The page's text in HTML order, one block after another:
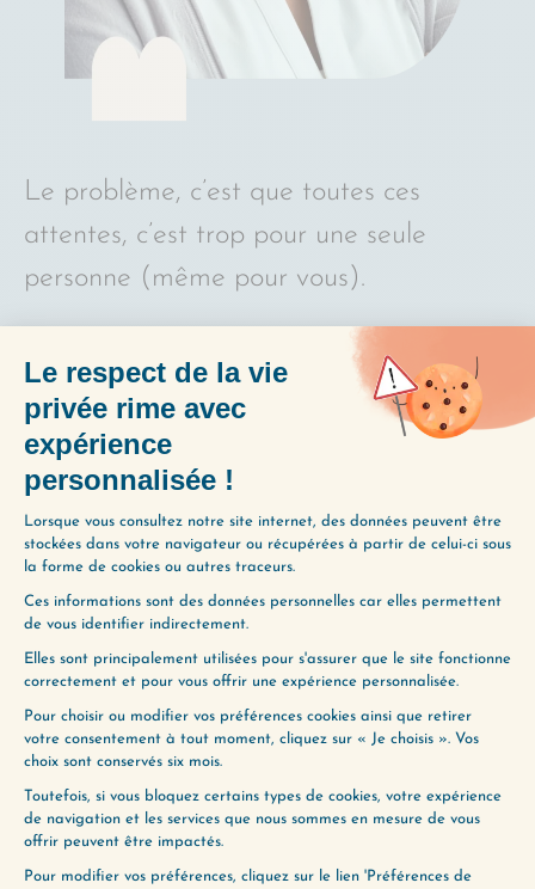
Le problème, c’est que toutes ces
attentes, c’est trop pour une seule
personne (même pour vous).
C’est cette fuite en avant pour “être à la
hauteur”, dans un environnement que
vous ne pouvez pas contrôler, qui vous
éloigne peu à peu de vous-même.
Vous vous coupez de vos besoins.
Vous vous coupez de vos émotions.
Vous vous coupez de votre corps.
Vous vous coupez de qui vous êtes
vraiment.
C’est de là que vient cette agitation
intérieure constante.
Courir plus vite, en faire plus, ne règlera